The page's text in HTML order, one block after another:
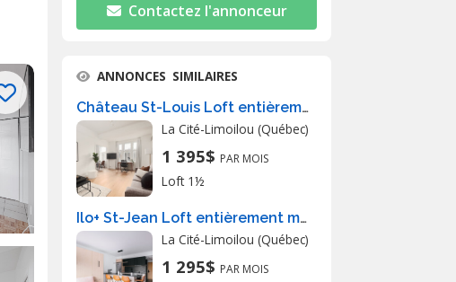
Contactez l'annonceur
ANNONCES SIMILAIRES
Château St-Louis Loft entièrement meublé à louer Montcalm / Saint-Sacrement mai 2026
La Cité-Limoilou (Québec)
1 395$ PAR MOIS
Loft 1½
Ilo+ St-Jean Loft entièrement meublé à louer Saint-Jean-Baptiste mars 2027
La Cité-Limoilou (Québec)
1 295$ PAR MOIS